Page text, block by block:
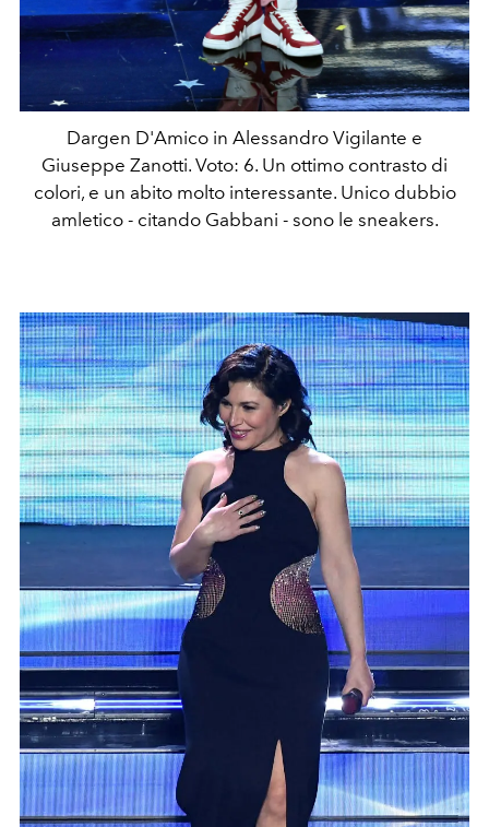
Dargen D'Amico in Alessandro Vigilante e
Giuseppe Zanotti. Voto: 6. Un ottimo contrasto di
colori, e un abito molto interessante. Unico dubbio
amletico - citando Gabbani - sono le sneakers.